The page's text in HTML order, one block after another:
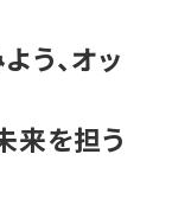
う、オッ
来を担う